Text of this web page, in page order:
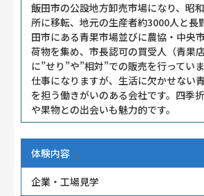
飯田市の公設地方卸売市場になり、昭
所に移転、地元の生産者約3000人と長
田市にある青果市場並びに農協・中央
荷物を集め、市長認可の買受人（青果
に”せり”や”相対”での販売を行ってい
仕事になりますが、生活に欠かせない
を担う働きがいのある会社です。四季
や果物との出会いも魅力的です。
体験内容
企業・工場見学